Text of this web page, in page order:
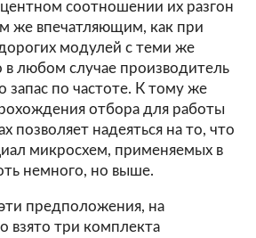
соотношении их разгон
же впечатляющим, как при
модулей с теми же
любом случае производитель
запас по частоте. К тому же
отбора для работы
позволяет надеяться на то, что
микросхем, применяемых в
немного, но выше.
предположения, на
взято три комплекта